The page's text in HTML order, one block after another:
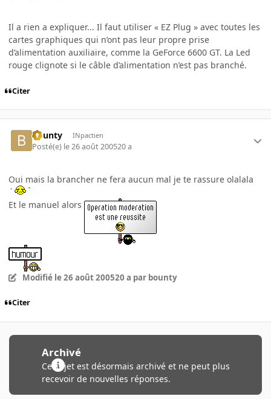
Il a rien a expliquer... Il faut utiliser « EZ Plug » avec toutes les
cartes graphiques qui n’ont pas leur propre prise
d’alimentation auxiliaire, comme la GeForce 6600 GT. La Led
rouge clignote si le câble d’alimentation n’est pas branché.
Citer
bounty INpactien
Posté(e) le 26 août 200520 a
Oui mais la brancher ne fera aucun mal je te rassure olalala
Et le manuel alors
Modifié le 26 août 200520 a par bounty
Citer
Archivé
Ce sujet est désormais archivé et ne peut plus
recevoir de nouvelles réponses.